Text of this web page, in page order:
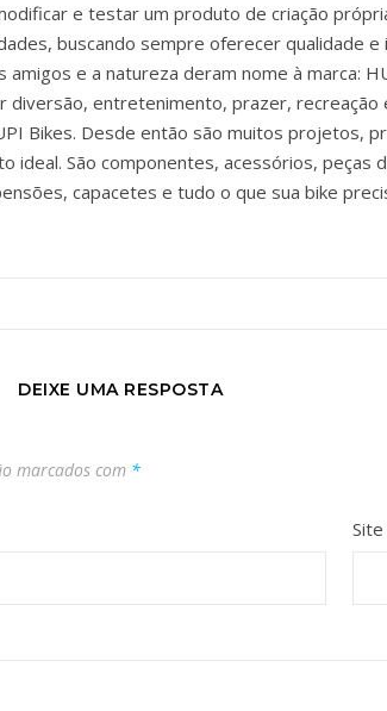
e testar um produto de criação
buscando sempre oferecer qualidade e
amigos e a natureza deram nome à marca:
diversão, entretenimento, prazer, recreação
Bikes. Desde então são muitos projetos,
ideal. São componentes, acessórios, peças
capacetes e tudo o que sua bike
DEIXE UMA RESPOSTA
marcados com *
Site